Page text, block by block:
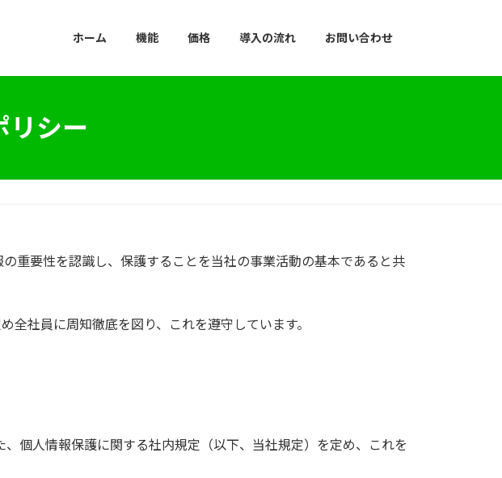
ホーム 機能 価格 導入の流れ お問い合わせ
リシー
重要性を認識し、保護することを当社の事業活動の基本であると共
社員に周知徹底を図り、これを遵守しています。
個人情報保護に関する社内規定（以下、当社規定）を定め、これを